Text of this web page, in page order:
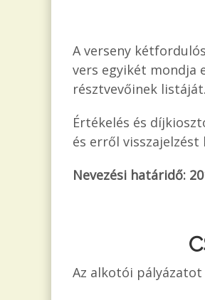
A verseny
vers egyikét mondja
résztvevőinek
Értékelés és
és erről visszajelzést
Nevezési határidő:
Az alkotói pályázatot